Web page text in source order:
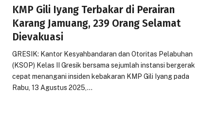
KMP Gili Iyang Terbakar di Perairan
Karang Jamuang, 239 Orang Selamat
Dievakuasi
GRESIK: Kantor Kesyahbandaran dan Otoritas Pelabuhan
(KSOP) Kelas II Gresik bersama sejumlah instansi bergerak
cepat menangani insiden kebakaran KMP Gili Iyang pada
Rabu, 13 Agustus 2025,…